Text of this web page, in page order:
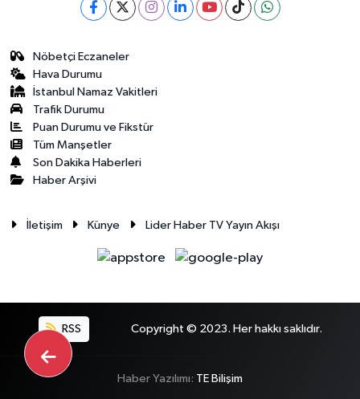
Nöbetçi Eczaneler
Hava Durumu
İstanbul Namaz Vakitleri
Trafik Durumu
Puan Durumu ve Fikstür
Tüm Manşetler
Son Dakika Haberleri
Haber Arşivi
İletişim Künye Lider Haber TV Yayın Akışı
RSS Copyright © 2023. Her hakkı saklıdır.
Haber Yazılımı: TE Bilişim